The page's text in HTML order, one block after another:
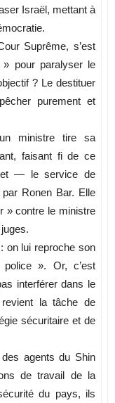
Israël, mettant à
Suprême, s’est
» pour paralyser le
? Le destituer
purement et
un ministre tire sa
faisant fi de ce
— le service de
Ronen Bar. Elle
» contre le ministre
on lui reproche son
». Or, c’est
interférer dans le
la tâche de
sécuritaire et de
agents du Shin
de travail de la
du pays, ils